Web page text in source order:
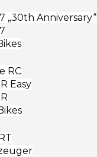
„30th Anniversary“
RC
Easy